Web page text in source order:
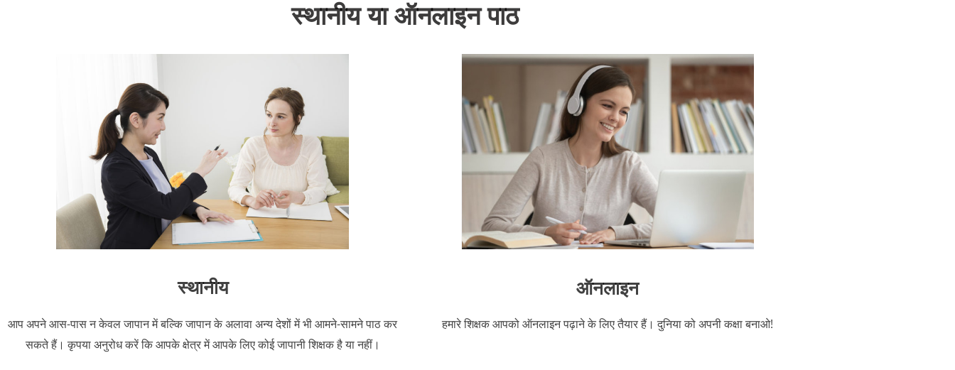
स्थानीय या ऑनलाइन पाठ
स्थानीय
आप अपने आस-पास न केवल जापान में बल्कि जापान के अलावा अन्य देशों में भी आमने-सामने पाठ कर
सकते हैं। कृपया अनुरोध करें कि आपके क्षेत्र में आपके लिए कोई जापानी शिक्षक है या नहीं।
ऑनलाइन
हमारे शिक्षक आपको ऑनलाइन पढ़ाने के लिए तैयार हैं। दुनिया को अपनी कक्षा बनाओ!